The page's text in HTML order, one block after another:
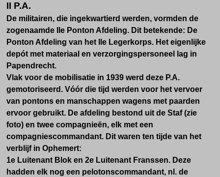
II P.A.
De militairen, die ingekwartierd werden, vormden de
zogenaamde Ile Ponton Afdeling. Dit betekende: De
Ponton Afdeling van het Ile Legerkorps. Het eigenlijke
depót met materiaal en verzorgingspersoneel lag in
Papendrecht.
Vlak voor de mobilisatie in 1939 werd deze P.A.
gemotoriseerd. Vóór die tijd werden voor het vervoer
van pontons en manschappen wagens met paarden
ervoor gebruikt. De afdeling bestond uit de Staf (zie
foto) en twee compagnieën, elk met een
compagniescommandant. Dit waren ten tijde van het
verblijf in Ophemert:
1e Luitenant Blok en 2e Luitenant Franssen. Deze
hadden elk nog een pelotonscommandant, nl. de